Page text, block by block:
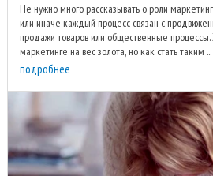
Не нужно много рассказывать о роли
или иначе каждый процесс связан с
продажи товаров или общественные
маркетинге на вес золота, но как стать таким ...
подробнее